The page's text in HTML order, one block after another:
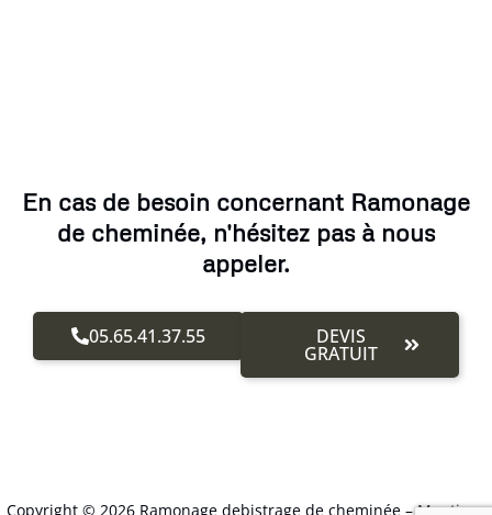
En cas de besoin concernant Ramonage
de cheminée, n'hésitez pas à nous
appeler.
05.65.41.37.55 DEVIS
GRATUIT
Copyright © 2026 Ramonage debistrage de cheminée –Mentions